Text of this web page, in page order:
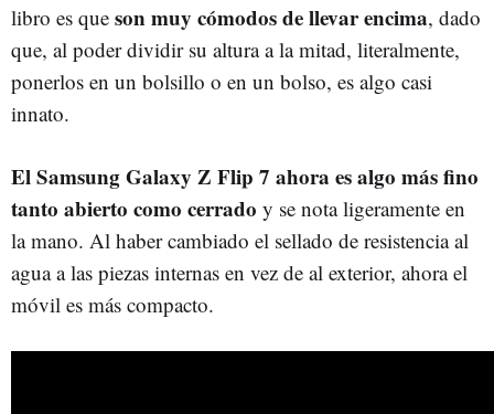
libro es que son muy cómodos de llevar encima, dado
que, al poder dividir su altura a la mitad, literalmente,
ponerlos en un bolsillo o en un bolso, es algo casi
innato.
El Samsung Galaxy Z Flip 7 ahora es algo más fino
tanto abierto como cerrado y se nota ligeramente en
la mano. Al haber cambiado el sellado de resistencia al
agua a las piezas internas en vez de al exterior, ahora el
móvil es más compacto.